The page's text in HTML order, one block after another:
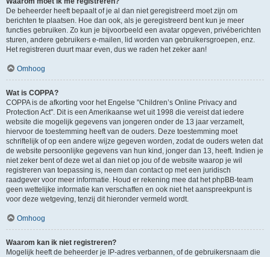
De beheerder heeft bepaalt of je al dan niet geregistreerd moet zijn om
berichten te plaatsen. Hoe dan ook, als je geregistreerd bent kun je meer
functies gebruiken. Zo kun je bijvoorbeeld een avatar opgeven, privéberichten
sturen, andere gebruikers e-mailen, lid worden van gebruikersgroepen, enz.
Het registreren duurt maar even, dus we raden het zeker aan!
Omhoog
Wat is COPPA?
COPPA is de afkorting voor het Engelse "Children’s Online Privacy and
Protection Act". Dit is een Amerikaanse wet uit 1998 die vereist dat iedere
website die mogelijk gegevens van jongeren onder de 13 jaar verzamelt,
hiervoor de toestemming heeft van de ouders. Deze toestemming moet
schriftelijk of op een andere wijze gegeven worden, zodat de ouders weten dat
de website persoonlijke gegevens van hun kind, jonger dan 13, heeft. Indien je
niet zeker bent of deze wet al dan niet op jou of de website waarop je wil
registreren van toepassing is, neem dan contact op met een juridisch
raadgever voor meer informatie. Houd er rekening mee dat het phpBB-team
geen wettelijke informatie kan verschaffen en ook niet het aanspreekpunt is
voor deze wetgeving, tenzij dit hieronder vermeld wordt.
Omhoog
Waarom kan ik niet registreren?
Mogelijk heeft de beheerder je IP-adres verbannen, of de gebruikersnaam die